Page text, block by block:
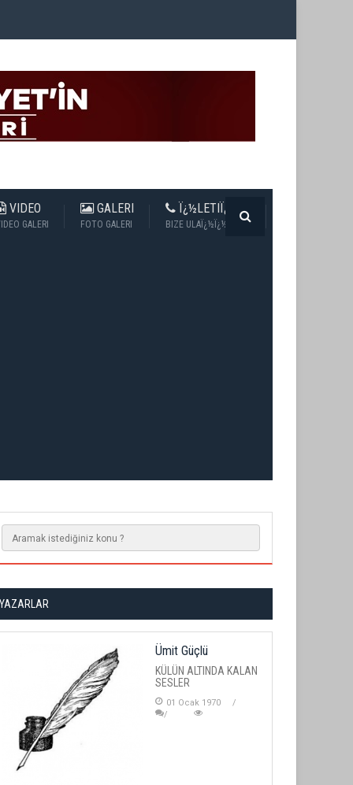
VIDEO
GALERI
GALERI
FOTO GALERI
Ï¿½LETIÏ¿½IM
BIZE ULAÏ¿½Ï¿½N
YAZARLAR
Ümit Güçlü
KÜLÜN ALTINDA KALAN
SESLER
01 Ocak 1970